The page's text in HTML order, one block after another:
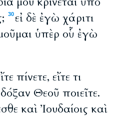
30 εἰ δὲ ἐγὼ χάριτι
ὑπὲρ οὗ ἐγὼ
πίνετε, εἴτε τι
Θεοῦ ποιεῖτε.
καὶ Ἰουδαίοις καὶ